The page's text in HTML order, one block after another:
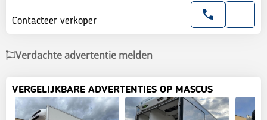
Contacteer verkoper
Verdachte advertentie melden
VERGELIJKBARE ADVERTENTIES OP MASCUS